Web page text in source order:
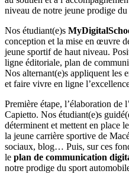
niveau de notre jeune prodige
Nos étudiant(e)s
conception et la mise en œuvre
jeune sportif de haut niveau.
ligne éditoriale, plan de
Nos alternant(e)s appliquent les
et faire vivre en ligne
Première étape, l’élaboration de
Capietto. Nos étudiant(e)s
déterminent et mettent en place
la jeune carrière sportive de
sociaux, blog… Puis, sur ces
le plan de communication
notre prodige du sport